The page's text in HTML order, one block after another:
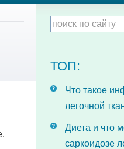
ТОП:
Что такое
легочной
Диета и что
саркоидозе